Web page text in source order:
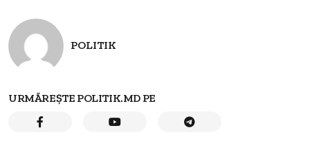
POLITIK
URMĂREȘTE POLITIK.MD PE